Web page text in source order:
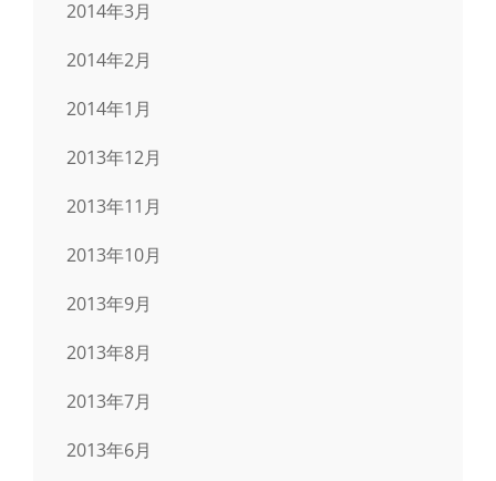
2014年3月
2014年2月
2014年1月
2013年12月
2013年11月
2013年10月
2013年9月
2013年8月
2013年7月
2013年6月